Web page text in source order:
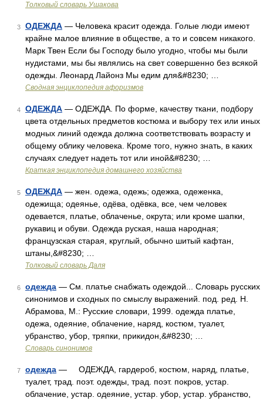
Толковый словарь Ушакова
3 ОДЕЖДА — Человека красит одежда. Голые люди имеют
крайне малое влияние в обществе, а то и совсем никакого.
Марк Твен Если бы Господу было угодно, чтобы мы были
нудистами, мы бы являлись на свет совершенно без всякой
одежды. Леонард Лайонз Мы едим для&#8230; …
Сводная энциклопедия афоризмов
4 ОДЕЖДА — ОДЕЖДА. По форме, качеству ткани, подбору
цвета отдельных предметов костюма и выбору тех или иных
модных линий одежда должна соответствовать возрасту и
общему облику человека. Кроме того, нужно знать, в каких
случаях следует надеть тот или иной&#8230; …
Краткая энциклопедия домашнего хозяйства
5 ОДЕЖДА — жен. одежа, одежь; одежка, одеженка,
одежища; одеянье, одёва, одёвка, все, чем человек
одевается, платье, облаченье, окрута; или кроме шапки,
рукавиц и обуви. Одежда руская, наша народная;
французская старая, круглый, обычно шитый кафтан,
штаны,&#8230; …
Толковый словарь Даля
6 одежда — См. платье снабжать одеждой... Словарь русских
синонимов и сходных по смыслу выражений. под. ред. Н.
Абрамова, М.: Русские словари, 1999. одежда платье,
одежа, одеяние, облачение, наряд, костюм, туалет,
убранство, убор, тряпки, прикидон,&#8230; …
Словарь синонимов
7 одежда — ОДЕЖДА, гардероб, костюм, наряд, платье,
туалет, трад. поэт. одежды, трад. поэт. покров, устар.
облачение, устар. одеяние, устар. убор, устар. убранство,